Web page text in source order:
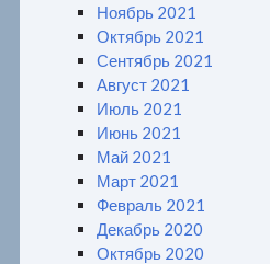
Ноябрь 2021
Октябрь 2021
Сентябрь 2021
Август 2021
Июль 2021
Июнь 2021
Май 2021
Март 2021
Февраль 2021
Декабрь 2020
Октябрь 2020